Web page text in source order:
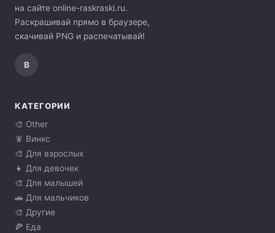
на сайте online-raskraski.ru.
Раскрашивай прямо в браузере,
скачивай PNG и распечатывай!
В
КАТЕГОРИИ
🎨 Other
🧚 Винкс
🎨 Для взрослых
👧 Для девочек
🎨 Для малышей
🚗 Для мальчиков
🎨 Другие
🍕 Еда